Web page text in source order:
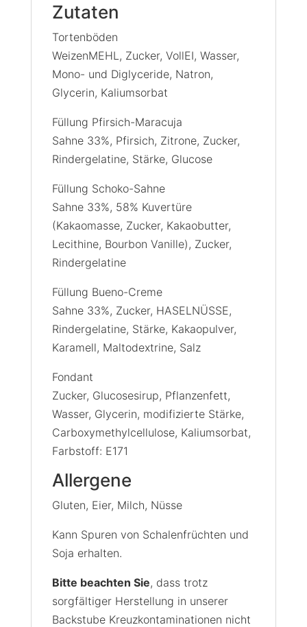
Zutaten
Tortenböden
WeizenMEHL, Zucker, VollEI, Wasser,
Mono- und Diglyceride, Natron,
Glycerin, Kaliumsorbat
Füllung Pfirsich-Maracuja
Sahne 33%, Pfirsich, Zitrone, Zucker,
Rindergelatine, Stärke, Glucose
Füllung Schoko-Sahne
Sahne 33%, 58% Kuvertüre
(Kakaomasse, Zucker, Kakaobutter,
Lecithine, Bourbon Vanille), Zucker,
Rindergelatine
Füllung Bueno-Creme
Sahne 33%, Zucker, HASELNÜSSE,
Rindergelatine, Stärke, Kakaopulver,
Karamell, Maltodextrine, Salz
Fondant
Zucker, Glucosesirup, Pflanzenfett,
Wasser, Glycerin, modifizierte Stärke,
Carboxymethylcellulose, Kaliumsorbat,
Farbstoff: E171
Allergene
Gluten, Eier, Milch, Nüsse
Kann Spuren von Schalenfrüchten und
Soja erhalten.
Bitte beachten Sie, dass trotz
sorgfältiger Herstellung in unserer
Backstube Kreuzkontaminationen nicht